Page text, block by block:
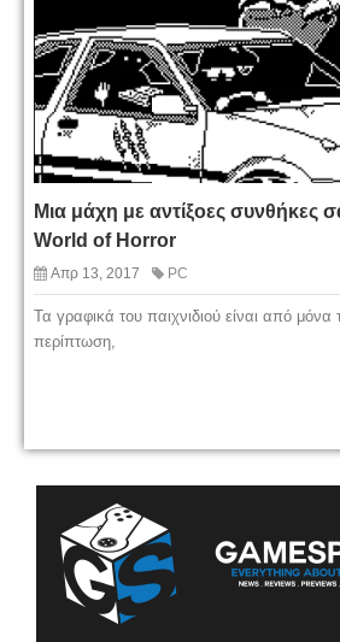
Μια μάχη με αντίξοες συνθήκες
World of Horror
Απρ 13, 2017 PC
Τα γραφικά του παιχνιδιού είναι από μόνα
περίπτωση,